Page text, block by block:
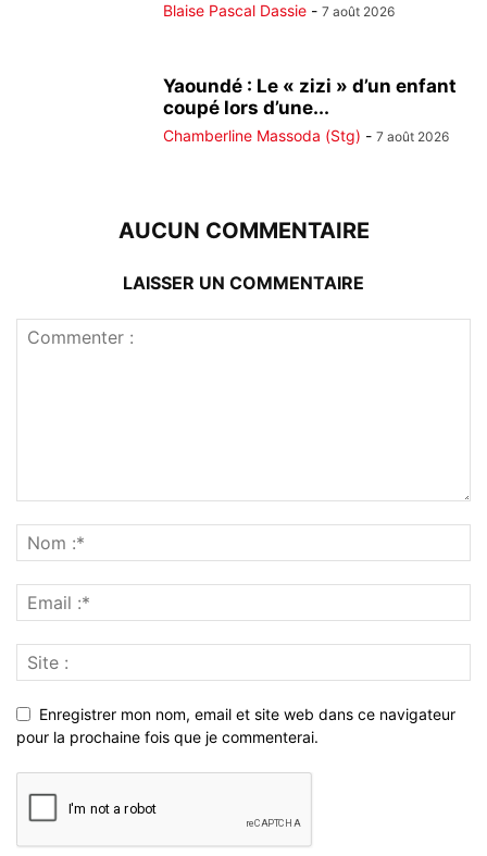
Blaise Pascal Dassie - 7 août 2026
Yaoundé : Le « zizi » d’un enfant
coupé lors d’une...
Chamberline Massoda (Stg) - 7 août 2026
AUCUN COMMENTAIRE
LAISSER UN COMMENTAIRE
Enregistrer mon nom, email et site web dans ce navigateur
pour la prochaine fois que je commenterai.